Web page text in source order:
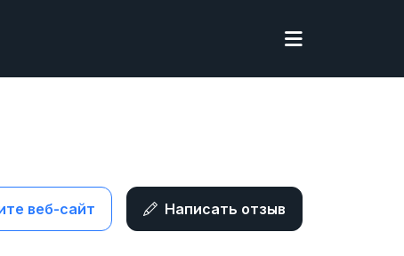
веб-сайт Написать отзыв